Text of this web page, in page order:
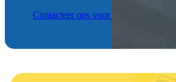
Contacteer ons voor een Gratis Offerte